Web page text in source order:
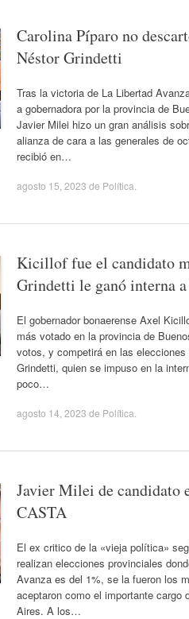
Carolina Píparo no
Néstor Grindetti
Tras la victoria de La Libertad
a gobernadora por la provincia de
Javier Milei hizo un gran análisis
alianza de cara a las generales de
recibió en…
agosto 15, 2023 de Política
Kicillof fue el candidato
Grindetti le ganó interna
El gobernador bonaerense Axel
más votado en la provincia de
votos, y competirá en las
Grindetti, quien se impuso en la
poco…
agosto 14, 2023 de Política
Javier Milei de candidato
CASTA
El ex critico de la «vieja política»
realizan elecciones provinciales
Avanza es del 1%, se la fueron los
aceptaron como el importante cargo
Aires. A los…